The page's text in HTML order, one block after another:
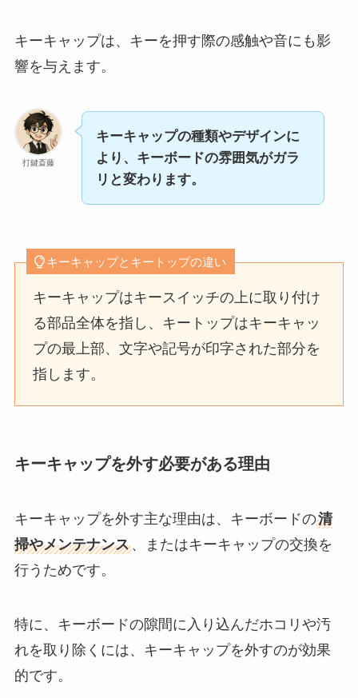
キーキャップは、キーを押す際の感触や音にも影
響を与えます。
打鍵斎藤
キーキャップの種類やデザインに
より、キーボードの雰囲気がガラ
リと変わります。
キーキャップとキートップの違い
キーキャップはキースイッチの上に取り付け
る部品全体を指し、キートップはキーキャッ
プの最上部、文字や記号が印字された部分を
指します。
キーキャップを外す必要がある理由
キーキャップを外す主な理由は、キーボードの清
掃やメンテナンス、またはキーキャップの交換を
行うためです。
特に、キーボードの隙間に入り込んだホコリや汚
れを取り除くには、キーキャップを外すのが効果
的です。